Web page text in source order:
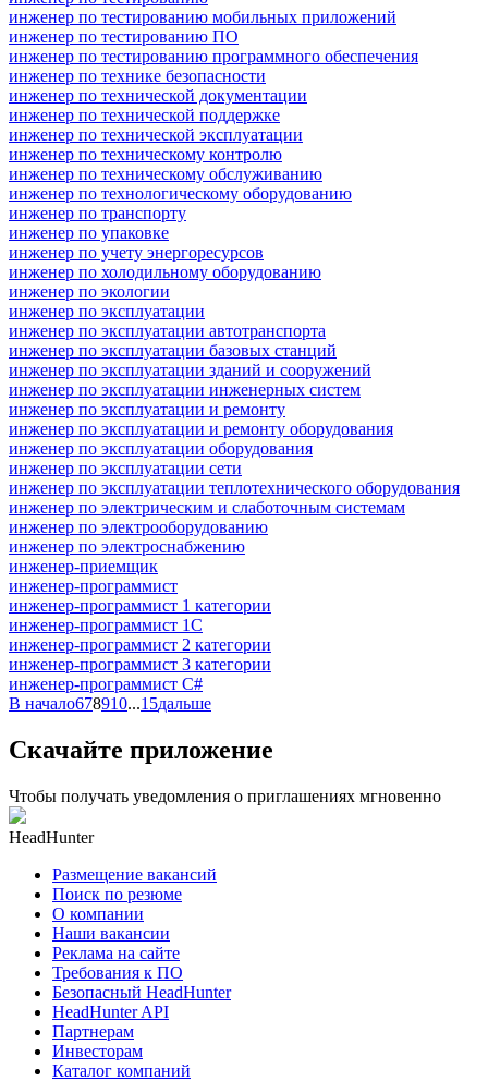
инженер по тестированию мобильных приложений
инженер по тестированию ПО
инженер по тестированию программного обеспечения
инженер по технике безопасности
инженер по технической документации
инженер по технической поддержке
инженер по технической эксплуатации
инженер по техническому контролю
инженер по техническому обслуживанию
инженер по технологическому оборудованию
инженер по транспорту
инженер по упаковке
инженер по учету энергоресурсов
инженер по холодильному оборудованию
инженер по экологии
инженер по эксплуатации
инженер по эксплуатации автотранспорта
инженер по эксплуатации базовых станций
инженер по эксплуатации зданий и сооружений
инженер по эксплуатации инженерных систем
инженер по эксплуатации и ремонту
инженер по эксплуатации и ремонту оборудования
инженер по эксплуатации оборудования
инженер по эксплуатации сети
инженер по эксплуатации теплотехнического оборудования
инженер по электрическим и слаботочным системам
инженер по электрооборудованию
инженер по электроснабжению
инженер-приемщик
инженер-программист
инженер-программист 1 категории
инженер-программист 1С
инженер-программист 2 категории
инженер-программист 3 категории
инженер-программист C#
В начало678910...15дальше
Скачайте приложение
Чтобы получать уведомления о приглашениях мгновенно
HeadHunter
Размещение вакансий
Поиск по резюме
О компании
Наши вакансии
Реклама на сайте
Требования к ПО
Безопасный HeadHunter
HeadHunter API
Партнерам
Инвесторам
Каталог компаний